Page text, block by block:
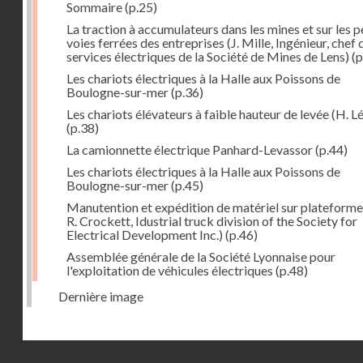
Sommaire(p.25)
La traction à accumulateurs dans les mines et sur les
voies ferrées des entreprises (J. Mille, Ingénieur, chef
services électriques de la Société de Mines de Lens)
Les chariots électriques à la Halle aux Poissons de
Boulogne-sur-mer(p.36)
Les chariots élévateurs à faible hauteur de levée (H.
(p.38)
La camionnette électrique Panhard-Levassor(p.44)
Les chariots électriques à la Halle aux Poissons de
Boulogne-sur-mer(p.45)
Manutention et expédition de matériel sur
R. Crockett, Idustrial truck division of the Society for
Electrical Development Inc.) (p.46)
Assemblée générale de la Société Lyonnaise pour
l'exploitation de véhicules électriques (p.48)
Dernière image